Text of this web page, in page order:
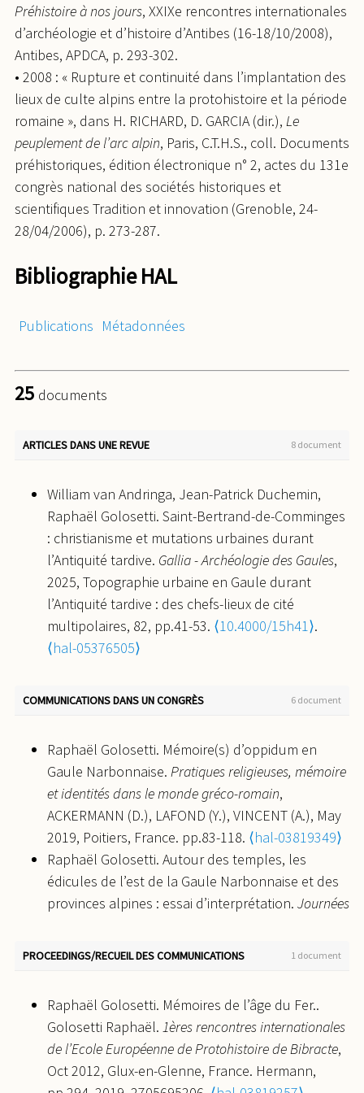
Préhistoire à nos jours, XXIXe rencontres internationales
d’archéologie et d’histoire d’Antibes (16-18/10/2008),
Antibes, APDCA, p. 293-302.
• 2008 : « Rupture et continuité dans l’implantation des
lieux de culte alpins entre la protohistoire et la période
romaine », dans H. RICHARD, D. GARCIA (dir.), Le
peuplement de l’arc alpin, Paris, C.T.H.S., coll. Documents
préhistoriques, édition électronique n° 2, actes du 131e
congrès national des sociétés historiques et
scientifiques Tradition et innovation (Grenoble, 24-
28/04/2006), p. 273-287.
Bibliographie HAL
Publications Métadonnées
25 documents
ARTICLES DANS UNE REVUE 8 document
William van Andringa, Jean-Patrick Duchemin,
Raphaël Golosetti. Saint-Bertrand-de-Comminges
: christianisme et mutations urbaines durant
l’Antiquité tardive. Gallia - Archéologie des Gaules,
2025, Topographie urbaine en Gaule durant
l’Antiquité tardive : des chefs-lieux de cité
multipolaires, 82, pp.41-53. ⟨10.4000/15h41⟩.
⟨hal-05376505⟩
Les Nouvelles de l'archéologie
Méditerranée : interpréter la présence des
monnaies dans les sanctuaires d’époque
romaine.Gallia - Archéologie des Gaules, 2019, 76
(2), pp.121-163.⟨10.4000/gallia.5054⟩. ⟨hal-
02474628⟩
Raphaël Golosetti. Cult places at former oppida in
Southeast Gaul: questions of memory, tradition
and identity.Oxford Journal of Archaeology, 2017,
Raphaël Golosetti. Sanctuaires et pratiques
Est de la Gaule.Gallia - Archéologie de la France
antique, 2014, La fin des dieux, 71 (1), pp.165-186.
⟨hal-01932530⟩
Sandrine Agusta-Boularot, Raphaël Golosetti,
Alain Badie. Architecture antique entre âge du Fer
COMMUNICATIONS DANS UN CONGRÈS 6 document
Raphaël Golosetti. Mémoire(s) d’oppidum en
Gaule Narbonnaise. Pratiques religieuses, mémoire
et identités dans le monde gréco-romain,
ACKERMANN (D.), LAFOND (Y.), VINCENT (A.), May
2019, Poitiers, France. pp.83-118. ⟨hal-03819349⟩
Raphaël Golosetti. Autour des temples, les
édicules de l’est de la Gaule Narbonnaise et des
provinces alpines : essai d’interprétation. Journées
Cazanove, Nov 2018, Alise-Sainte-Reine, France.
Golosetti. Gallo roman timber in maritime French
Alps (Col d’Adon, Les Mujouls, France):
identification, uses and condition.6th International
Anthracology Meeting 2015, Aug 2015, Freiburg,
PROCEEDINGS/RECUEIL DES COMMUNICATIONS 1 document
Raphaël Golosetti. Mémoires de l’âge du Fer..
Golosetti Raphaël. 1ères rencontres internationales
de l’Ecole Européenne de Protohistoire de Bibracte,
Oct 2012, Glux-en-Glenne, France. Hermann,